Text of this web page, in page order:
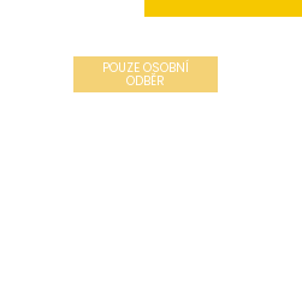
POUZE OSOBNÍ
ODBĚR